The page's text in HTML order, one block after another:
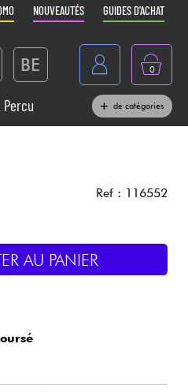
NOUVEAUTÉS GUIDES D'ACHAT
BE 0
de catégories
Ref : 116552
AU PANIER